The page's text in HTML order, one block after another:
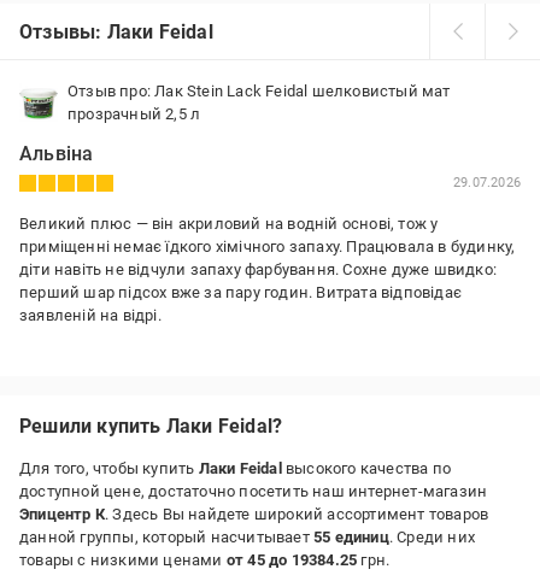
Отзывы: Лаки Feidal
Отзыв про: Лак Stein Lack Feidal шелковистый мат
прозрачный 2,5 л
Альвіна
29.07.2026
Великий плюс — він акриловий на водній основі, тож у
приміщенні немає їдкого хімічного запаху. Працювала в будинку,
діти навіть не відчули запаху фарбування. Сохне дуже швидко:
перший шар підсох вже за пару годин. Витрата відповідає
заявленій на відрі.
Решили купить Лаки Feidal?
Для того, чтобы купить Лаки Feidal высокого качества по
доступной цене, достаточно посетить наш интернет-магазин
Эпицентр К. Здесь Вы найдете широкий ассортимент товаров
данной группы, который насчитывает 55 единиц. Среди них
товары с низкими ценами от 45 до 19384.25 грн.